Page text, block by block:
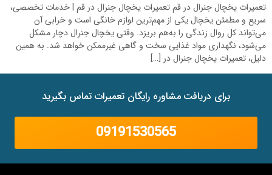
تعمیرات یخچال جنرال در قم تعمیرات یخچال جنرال در قم | خدمات تخصصی،
سریع و مطمئن یخچال یکی از مهم‌ترین لوازم خانگی است و خرابی آن
می‌تواند کل روال زندگی را به‌هم بریزد. وقتی یخچال جنرال دچار مشکل
می‌شود، نگهداری مواد غذایی سخت و گاهی غیرممکن خواهد شد. به همین
دلیل، تعمیرات یخچال جنرال در […]
برای دریافت مشاوره رایگان تعمیرات تماس بگیرید
09191530565